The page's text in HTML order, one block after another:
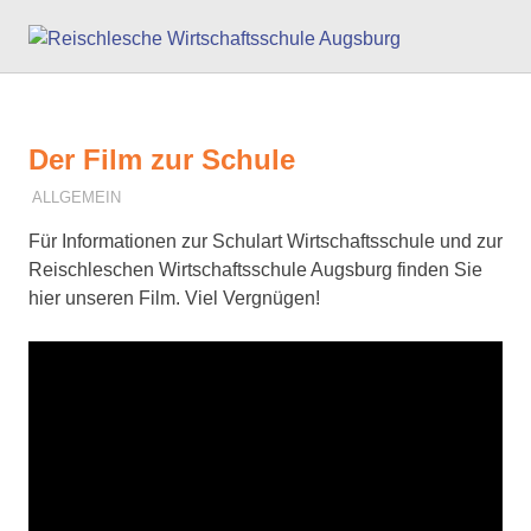
Inhalt
springen
Der Film zur Schule
20. OKTOBER 2025
F. SCHNEIDER
ALLGEMEIN
Für Informationen zur Schulart Wirtschaftsschule und zur
Reischleschen Wirtschaftsschule Augsburg finden Sie
hier unseren Film. Viel Vergnügen!